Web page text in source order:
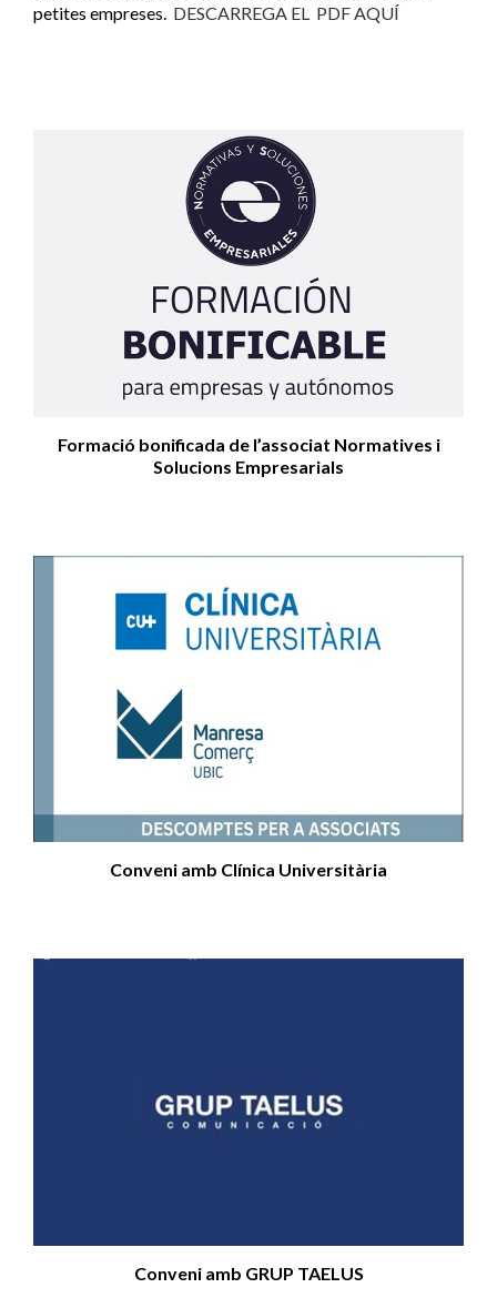
petites empreses. DESCARREGA EL PDF AQUÍ
Formació bonificada de l’associat Normatives i
Solucions Empresarials
Conveni amb Clínica Universitària
Conveni amb GRUP TAELUS